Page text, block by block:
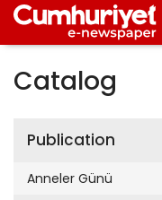
Catalog
Publication
Anneler Günü